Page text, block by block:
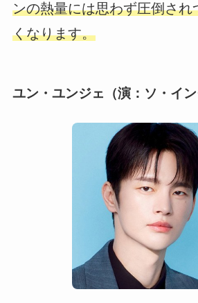
ンの熱量には思わず圧倒され
くなります。
ユン・ユンジェ（演：ソ・イン